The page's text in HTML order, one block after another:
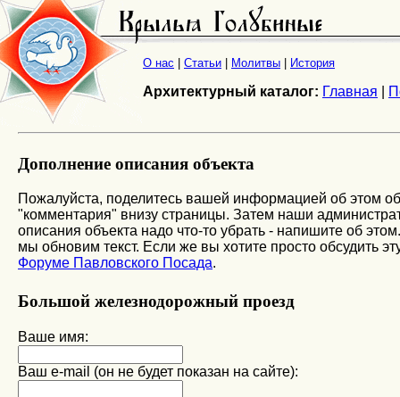
О нас Статьи Молитвы История
Архитектурный каталог: Главная
Дополнение описания объекта
Пожалуйста, поделитесь вашей информацией об этом
"комментария" внизу страницы. Затем наши
описания объекта надо что-то убрать - напишите об
мы обновим текст. Если же вы хотите просто обсудить
Форуме Павловского Посада.
Большой железнодорожный проезд
Ваше имя:
Ваш e-mail (он не будет показан на сайте):